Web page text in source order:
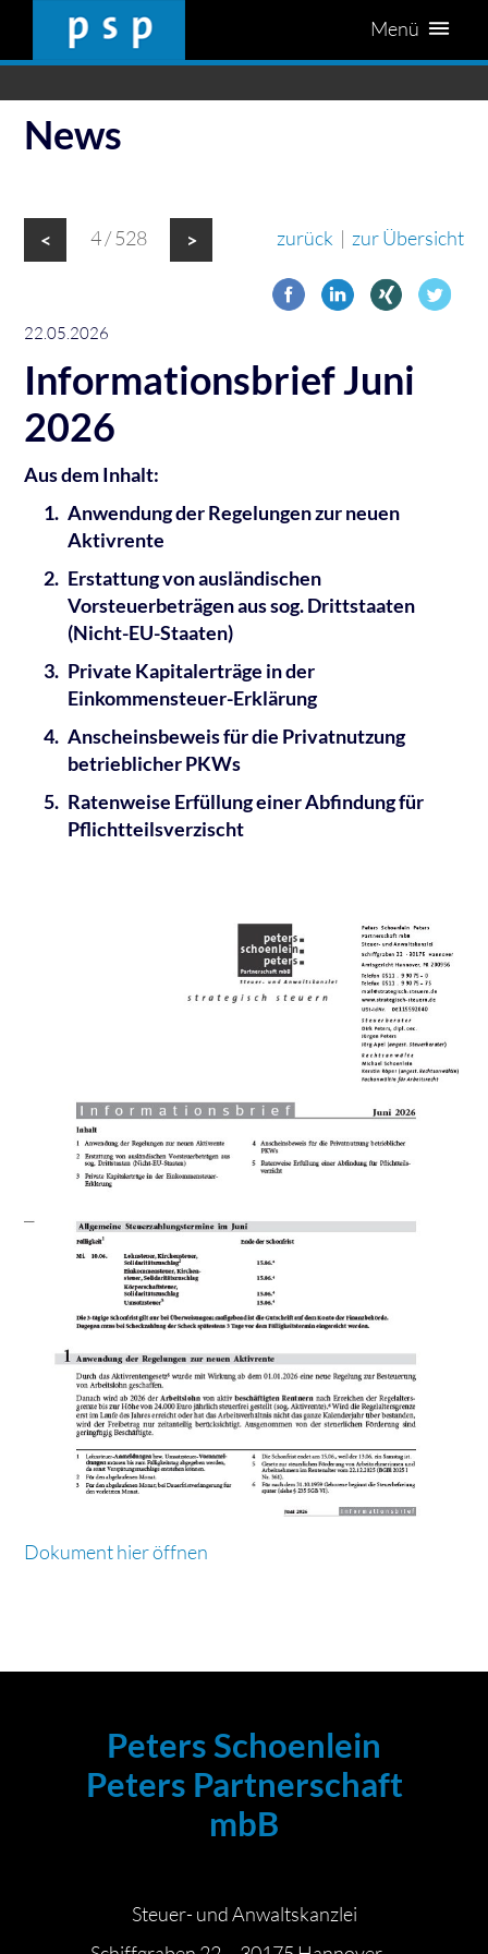
Menü
News
< 4 / 528 > zurück | zur Übersicht
22.05.2026
Informationsbrief Juni
2026
Aus dem Inhalt:
Anwendung der Regelungen zur neuen
Aktivrente
Erstattung von ausländischen
Vorsteuerbeträgen aus sog. Drittstaaten
(Nicht-EU-Staaten)
Private Kapitalerträge in der
Einkommensteuer-Erklärung
Anscheinsbeweis für die Privatnutzung
betrieblicher PKWs
Ratenweise Erfüllung einer Abfindung für
Pflichtteilsverzischt
Dokument hier öffnen
Peters Schoenlein
Peters Partnerschaft
mbB
Steuer- und Anwaltskanzlei